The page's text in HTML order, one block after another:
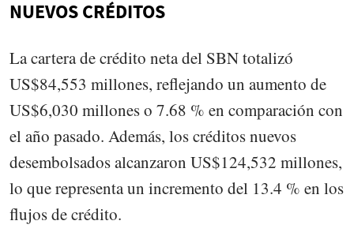
NUEVOS CRÉDITOS
La cartera de crédito neta del SBN totalizó
US$84,553 millones, reflejando un aumento de
US$6,030 millones o 7.68 % en comparación con
el año pasado. Además, los créditos nuevos
desembolsados alcanzaron US$124,532 millones,
lo que representa un incremento del 13.4 % en los
flujos de crédito.